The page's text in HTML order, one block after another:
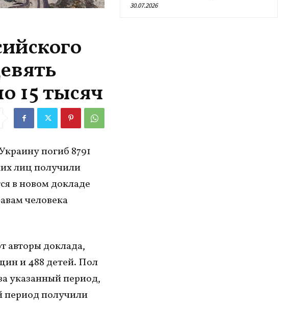
15 тысяч
погиб 8791
лиц получили
в новом докладе
человека
авторы доклада,
и 488 детей. Пол
указанный период,
период получили
30.07.2026